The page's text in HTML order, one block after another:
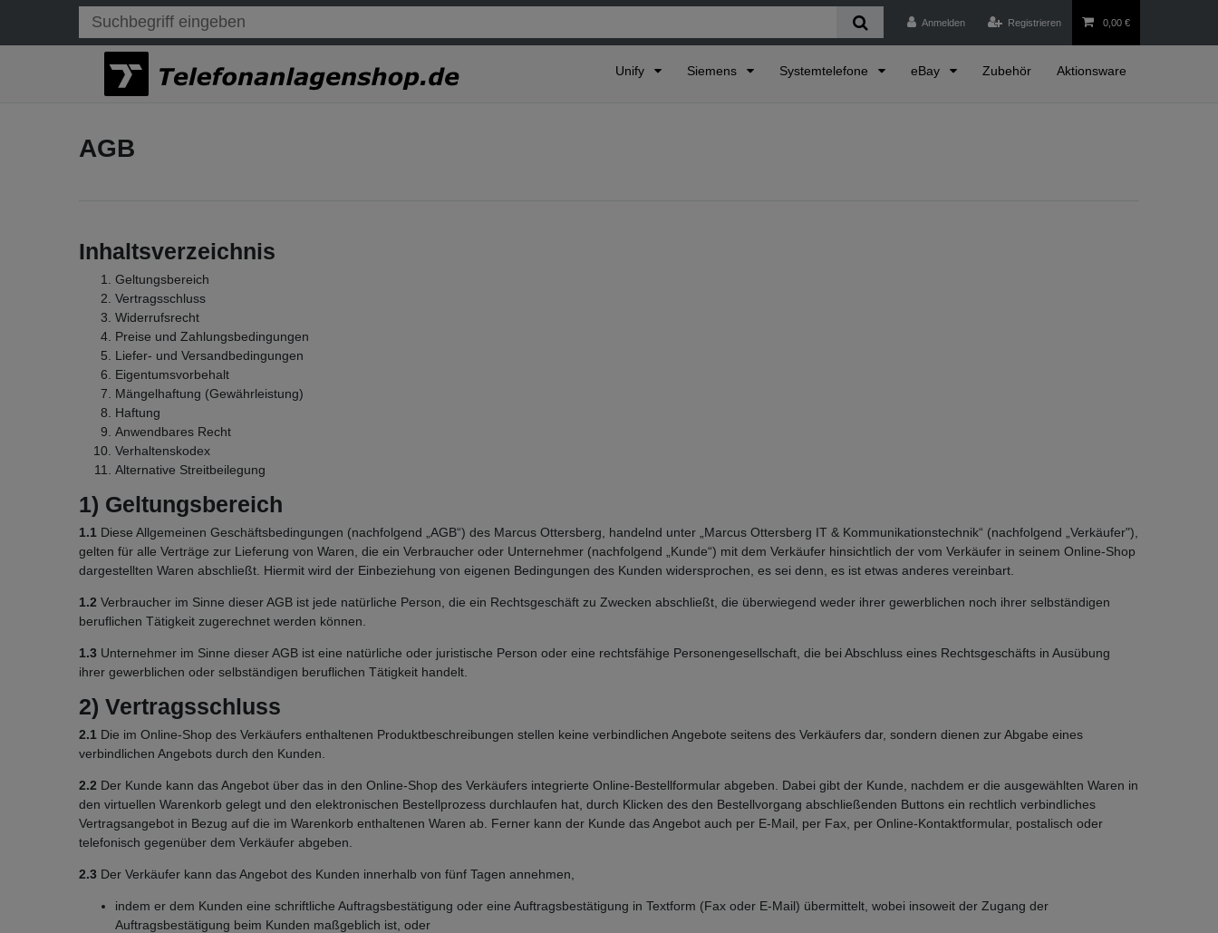
Anmelden Registrieren 0,00 €
Unify Siemens Systemtelefone eBay Zubehör Aktionsware
AGB
Inhaltsverzeichnis
Geltungsbereich
Vertragsschluss
Widerrufsrecht
Preise und Zahlungsbedingungen
Liefer- und Versandbedingungen
Eigentumsvorbehalt
Mängelhaftung (Gewährleistung)
Haftung
Anwendbares Recht
Verhaltenskodex
Alternative Streitbeilegung
1) Geltungsbereich
1.1 Diese Allgemeinen Geschäftsbedingungen (nachfolgend „AGB“) des Marcus Ottersberg, handelnd unter „Marcus Ottersberg IT & Kommunikationstechnik“ (nachfolgend „Verkäufer"),
gelten für alle Verträge zur Lieferung von Waren, die ein Verbraucher oder Unternehmer (nachfolgend „Kunde“) mit dem Verkäufer hinsichtlich der vom Verkäufer in seinem Online-Shop
dargestellten Waren abschließt. Hiermit wird der Einbeziehung von eigenen Bedingungen des Kunden widersprochen, es sei denn, es ist etwas anderes vereinbart.
1.2 Verbraucher im Sinne dieser AGB ist jede natürliche Person, die ein Rechtsgeschäft zu Zwecken abschließt, die überwiegend weder ihrer gewerblichen noch ihrer selbständigen
beruflichen Tätigkeit zugerechnet werden können.
1.3 Unternehmer im Sinne dieser AGB ist eine natürliche oder juristische Person oder eine rechtsfähige Personengesellschaft, die bei Abschluss eines Rechtsgeschäfts in Ausübung
ihrer gewerblichen oder selbständigen beruflichen Tätigkeit handelt.
2) Vertragsschluss
2.1 Die im Online-Shop des Verkäufers enthaltenen Produktbeschreibungen stellen keine verbindlichen Angebote seitens des Verkäufers dar, sondern dienen zur Abgabe eines
verbindlichen Angebots durch den Kunden.
2.2 Der Kunde kann das Angebot über das in den Online-Shop des Verkäufers integrierte Online-Bestellformular abgeben. Dabei gibt der Kunde, nachdem er die ausgewählten Waren in
den virtuellen Warenkorb gelegt und den elektronischen Bestellprozess durchlaufen hat, durch Klicken des den Bestellvorgang abschließenden Buttons ein rechtlich verbindliches
Vertragsangebot in Bezug auf die im Warenkorb enthaltenen Waren ab. Ferner kann der Kunde das Angebot auch per E-Mail, per Fax, per Online-Kontaktformular, postalisch oder
telefonisch gegenüber dem Verkäufer abgeben.
2.3 Der Verkäufer kann das Angebot des Kunden innerhalb von fünf Tagen annehmen,
indem er dem Kunden eine schriftliche Auftragsbestätigung oder eine Auftragsbestätigung in Textform (Fax oder E-Mail) übermittelt, wobei insoweit der Zugang der
Auftragsbestätigung beim Kunden maßgeblich ist, oder